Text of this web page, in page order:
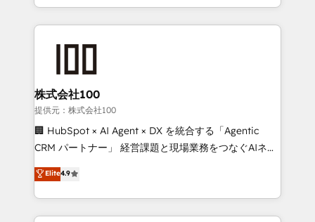
First, RevOps-led, Onboarding obsessed ★
Company of the Year 2024/25 INSIDEA helps
and build AI-powered workflows that drive adoption
from week one, in your time zone. What we do ➤
Onboarding: Live in weeks, with workflows built
around your business, not a template. ➤ Migration:
Move from any legacy CRM. Zero downtime, full data
run your revenue process. Sales, marketing, and
service wired together. ➤ AI and Integrations: Layer
株式会社100
提供元：株式会社100
🏢 HubSpot × AI Agent × DX を統合する「Agentic
CRM パートナー」 経営課題と現場業務をつなぐAIネイ
ティブ・エージェンシーとして、HubSpot Eliteの実装
力で顧客フロント業務を再設計します。 💡 100inc は何
をする会社か？ HubSpotを共通基盤に、AIエージェン
トを組み込んだ顧客フロント業務（マーケティング・営
Elite4.9